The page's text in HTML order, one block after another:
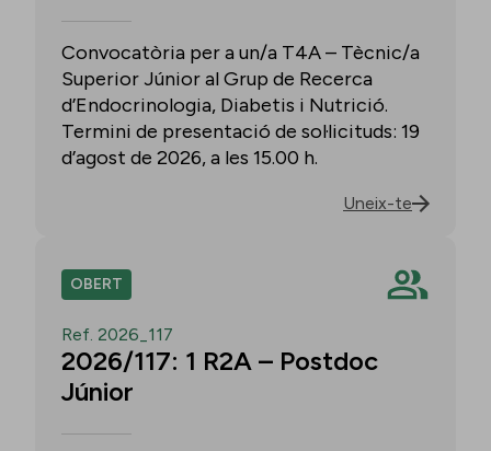
Convocatòria per a un/a T4A – Tècnic/a
Superior Júnior al Grup de Recerca
d’Endocrinologia, Diabetis i Nutrició.
Termini de presentació de sol·licituds: 19
d’agost de 2026, a les 15.00 h.
Uneix-te
OBERT
Ref. 2026_117
2026/117: 1 R2A – Postdoc
Júnior